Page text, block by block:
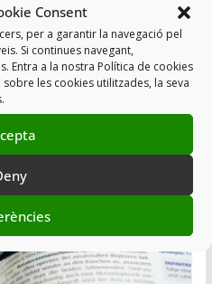
Consent
per a garantir la navegació pel
Si continues navegant,
Entra a la nostra Política de cookies
les cookies utilitzades, la seva